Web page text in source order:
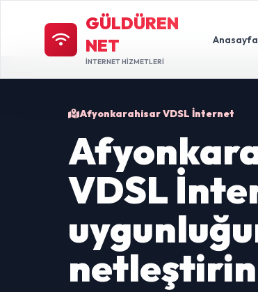
GÜLDÜREN
NET
İNTERNET HİZMETLERİ
Anasayfa
Afyonkarahisar VDSL İnternet
VDSL
netleştirin